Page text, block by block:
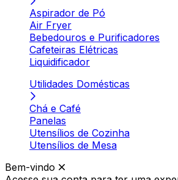
Aspirador de Pó
Air Fryer
Bebedouros e Purificadores
Cafeteiras Elétricas
Liquidificador
Utilidades Domésticas
Chá e Café
Panelas
Utensílios de Cozinha
Utensílios de Mesa
Bem-vindo